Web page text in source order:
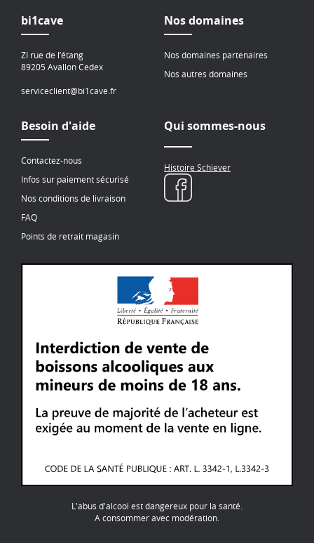
bi1cave
ZI rue de l’étang
89205 Avallon Cedex
serviceclient@bi1cave.fr
Nos domaines
Nos domaines partenaires
Nos autres domaines
Besoin d'aide
Contactez-nous
Infos sur paiement sécurisé
Nos conditions de livraison
FAQ
Points de retrait magasin
Qui sommes-nous
Histoire Schiever
L'abus d'alcool est dangereux pour la santé.
A consommer avec modération.